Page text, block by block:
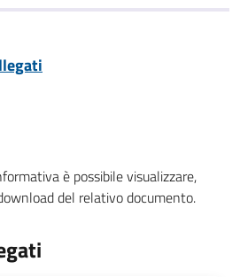
è possibile visualizzare,
del relativo documento.